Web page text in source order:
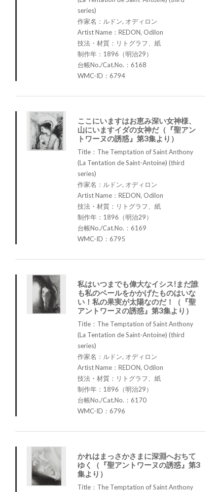
series)
作家名：ルドン, オディロン
Artist Name：REDON, Odilon
技法・材質：リトグラフ、紙
制作年：1896（明治29）
台帳No./Cat.No.：6168
WMC-ID：6794
ここにいますはお恵み深い女神様、
山にいますイダの女神だ（『聖アン
トワーヌの誘惑』第3集より）
Title：The Temptation of Saint Anthony
(La Tentation de Saint-Antoine) (third
series)
作家名：ルドン, オディロン
Artist Name：REDON, Odilon
技法・材質：リトグラフ、紙
制作年：1896（明治29）
台帳No./Cat.No.：6169
WMC-ID：6795
私はいつまでも偉大なイシス!まだ誰
も私のベールをかかげたものはいな
い！私の果実が太陽なのだ！（『聖
アントワーヌの誘惑』第3集より）
Title：The Temptation of Saint Anthony
(La Tentation de Saint-Antoine) (third
series)
作家名：ルドン, オディロン
Artist Name：REDON, Odilon
技法・材質：リトグラフ、紙
制作年：1896（明治29）
台帳No./Cat.No.：6170
WMC-ID：6796
かれはまっさかさまに深淵へおちて
ゆく（『聖アントワーヌの誘惑』第3
集より）
Title：The Temptation of Saint Anthony